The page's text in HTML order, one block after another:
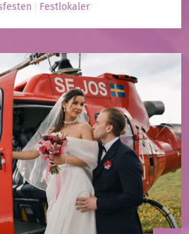
Festlokaler